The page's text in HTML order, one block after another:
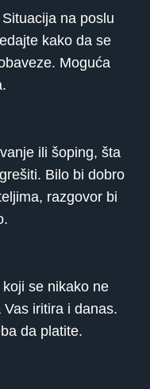
na poslu
kako da se
Moguća
ili šoping, šta
Bilo bi dobro
razgovor bi
se nikako ne
iritira i danas.
da platite.